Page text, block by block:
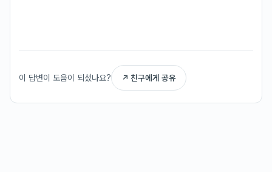
이 답변이 도움이 되셨나요? ↗ 친구에게 공유